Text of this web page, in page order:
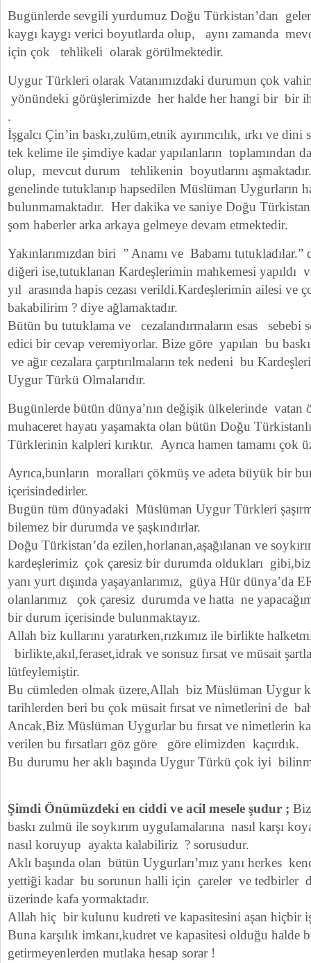
Bugünlerde sevgili yurdumuz Doğu Türkistan’dan
kaygı kaygı verici boyutlarda olup, aynı zamanda
için çok tehlikeli olarak görülmektedir.
Uygur Türkleri olarak Vatanımızdaki durumun çok
yönündeki görüşlerimizde her halde her hangi bir bir
.
İşgalcı Çin’in baskı,zulüm,etnik ayırımcılık, ırkı ve dini
tek kelime ile şimdiye kadar yapılanların
olup, mevcut durum tehlikenin boyutlarını
genelinde tutuklanıp hapsedilen Müslüman Uygurların
bulunmamaktadır. Her dakika ve saniye Doğu
şom haberler arka arkaya gelmeye devam etmektedir.
Yakınlarımızdan biri ” Anamı ve Babamı
diğeri ise,tutuklanan Kardeşlerimin mahkemesi yapıldı
yıl arasında hapis cezası verildi.Kardeşlerimin ailesi ve
bakabilirim ? diye ağlamaktadır.
Bütün bu tutuklama ve cezalandırmaların esas sebebi
edici bir cevap veremiyorlar. Bize göre yapılan bu
ve ağır cezalara çarptırılmaların tek nedeni bu
Uygur Türkü Olmalarıdır.
Bugünlerde bütün dünya’nın değişik ülkelerinde vatan
muhaceret hayatı yaşamakta olan bütün Doğu
Türklerinin kalpleri kırıktır. Ayrıca hamen tamamı çok
Ayrıca,bunların moralları çökmüş ve adeta büyük bir
içerisindedirler.
Bugün tüm dünyadaki Müslüman Uygur Türkleri
bilemez bir durumda ve şaşkındırlar.
Doğu Türkistan’da ezilen,horlanan,aşağılanan ve
kardeşlerimiz çok çaresiz bir durumda oldukları
yanı yurt dışında yaşayanlarımız, güya Hür dünya’da
olanlarımız çok çaresiz durumda ve hatta ne
bir durum içerisinde bulunmaktayız.
Allah biz kullarını yaratırken,rızkımız ile birlikte
birlikte,akıl,feraset,idrak ve sonsuz fırsat ve müsait
lütfeylemiştir.
Bu cümleden olmak üzere,Allah biz Müslüman Uygur
tarihlerden beri bu çok müsait fırsat ve nimetlerini de
Ancak,Biz Müslüman Uygurlar bu fırsat ve nimetlerin
verilen bu fırsatları göz göre göre elimizden kaçırdık.
Bu durumu her aklı başında Uygur Türkü çok iyi
Şimdi Önümüzdeki en ciddi ve acil mesele şudur ;
baskı zulmü ile soykırım uygulamalarına nasıl karşı
nasıl koruyup ayakta kalabiliriz ? sorusudur.
Aklı başında olan bütün Uygurları’mız yanı herkes
yettiği kadar bu sorunun halli için çareler ve tedbirler
üzerinde kafa yormaktadır.
Allah hiç bir kulunu kudreti ve kapasitesini aşan hiçbir
Buna karşılık imkanı,kudret ve kapasitesi olduğu halde
getirmeyenlerden mutlaka hesap sorar !